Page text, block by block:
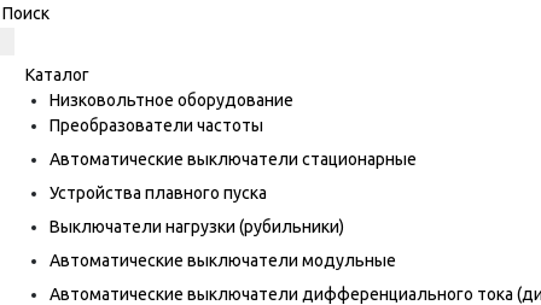
Каталог
Низковольтное оборудование
Преобразователи частоты
Автоматические выключатели стационарные
Устройства плавного пуска
Выключатели нагрузки (рубильники)
Автоматические выключатели модульные
Автоматические выключатели дифференциального тока